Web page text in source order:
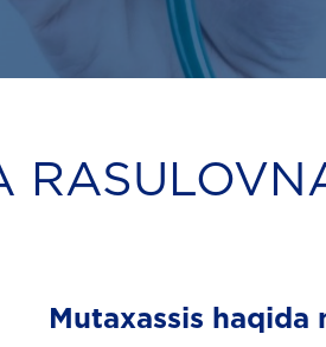
Mutaxassis haqida